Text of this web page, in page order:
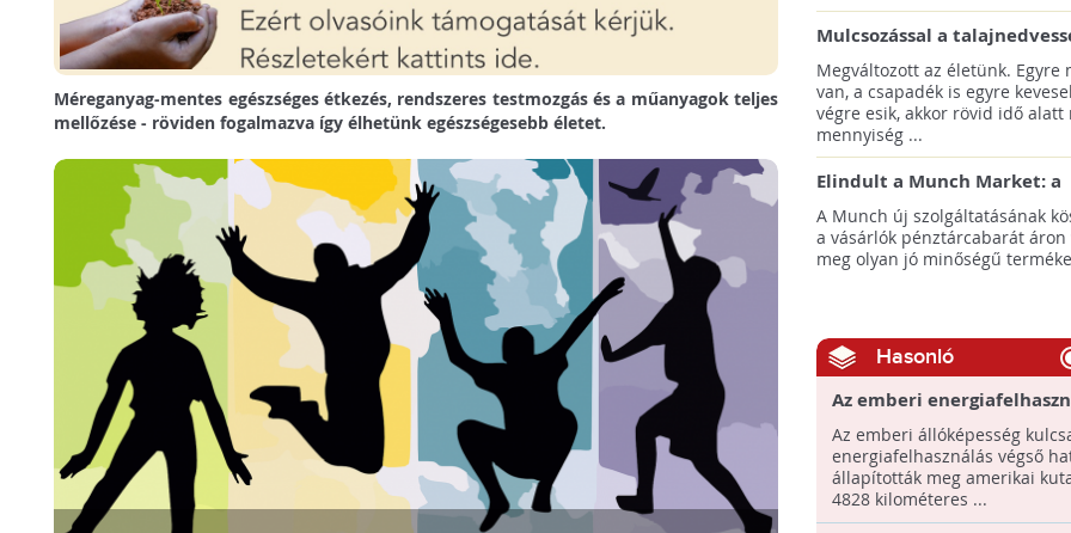
Méreganyag-mentes egészséges étkezés, rendszeres testmozgás és a műanyagok teljes
mellőzése - röviden fogalmazva így élhetünk egészségesebb életet.
Mulcsozással a
megtartásáért
Megváltozott az életünk. Egyre
van, a csapadék is egyre
végre esik, akkor rövid idő alatt
mennyiség ...
Elindult a Munch Market: a
pazarláscsökkentő piactér
A Munch új szolgáltatásának
a vásárlók pénztárcabarát áron
meg olyan jó minőségű
Hasonló
Az emberi
végső határát derítették fel
Az emberi állóképesség
energiafelhasználás végső
állapították meg amerikai
4828 kilométeres ...